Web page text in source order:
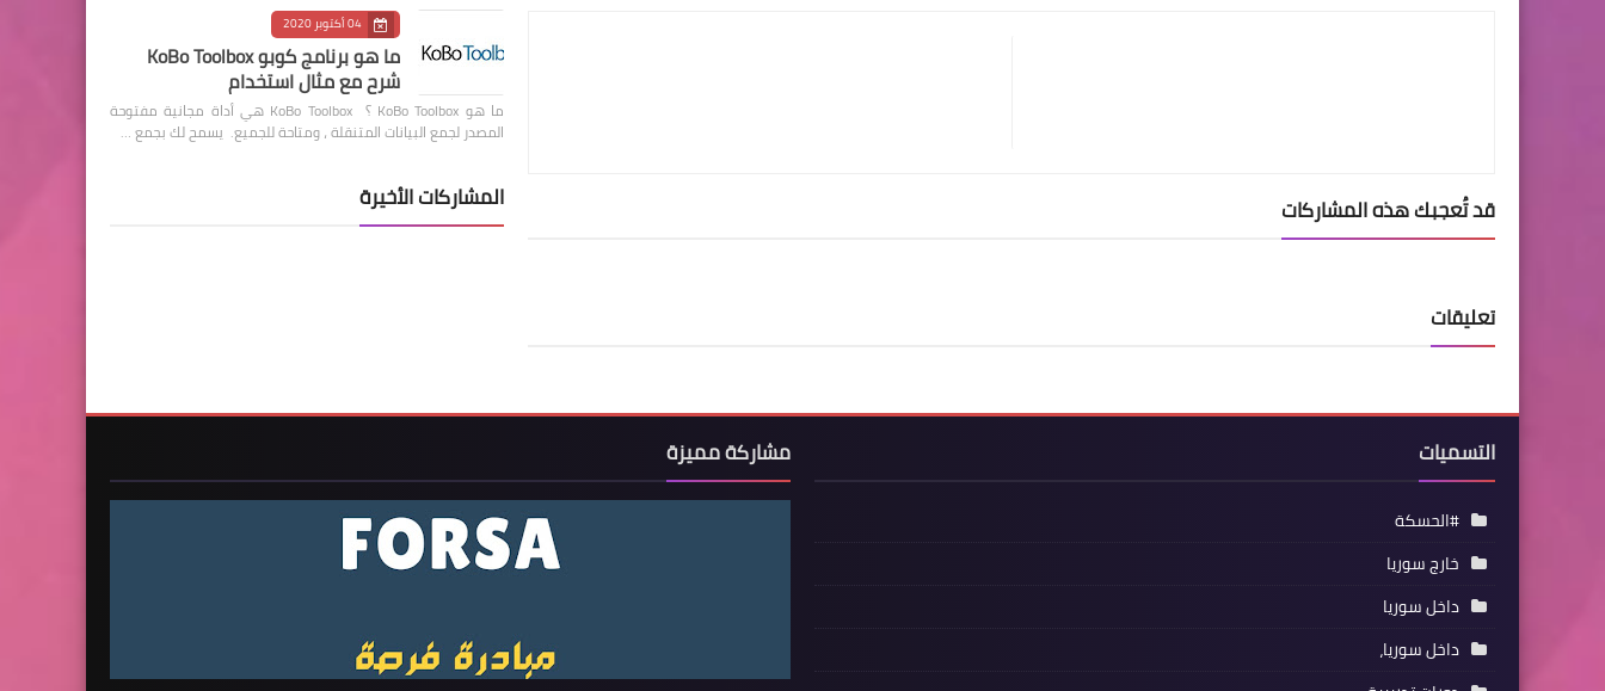
قد تُعجبك هذه المشاركات
تعليقات
04 أكتوبر 2020
ما هو برنامج كوبو KoBo Toolbox
شرح مع مثال استخدام
ما هو KoBo Toolbox ؟ KoBo Toolbox هي أداة مجانية مفتوحة
المصدر لجمع البيانات المتنقلة ، ومتاحة للجميع. يسمح لك بجمع …
المشاركات الأخيرة
التسميات
#الحسكة
خارج سوريا
داخل سوريا
داخل سوريا،
مشاركة مميزة